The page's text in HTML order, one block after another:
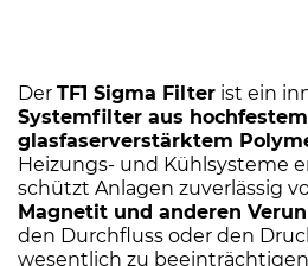
Der TF1 Sigma Filter ist ein
Systemfilter aus
glasfaserverstärktem
Heizungs- und Kühlsysteme
schützt Anlagen zuverlässig
Magnetit und anderen
den Durchfluss oder den
wesentlich zu